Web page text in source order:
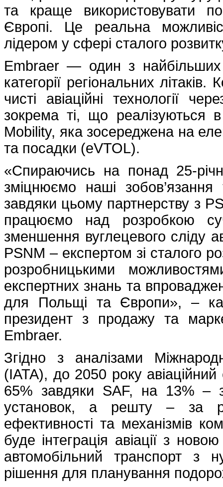
та краще використовувати
Європі. Це реальна
лідером у сфері сталого
Embraer — один з найбільших
категорії регіональних
чисті авіаційні технології
зокрема ті, що реалізуються
Mobility, яка зосереджена на
та посадки (eVTOL).
«Спираючись на понад 25-
зміцнюємо наші
завдяки цьому партнерству з
працюємо над розробкою
зменшення вуглецевого сліду
PSNM – експертом зі сталого
розробницькими
експертних знань та
для Польщі та Європи», –
президент з продажу та
Embraer.
Згідно з аналізами
(IATA), до 2050 року
65% завдяки SAF, на 13% –
установок, а решту – за
ефективності та механізмів
буде інтеграція авіації з
автомобільний транспорт з
рішення для планування